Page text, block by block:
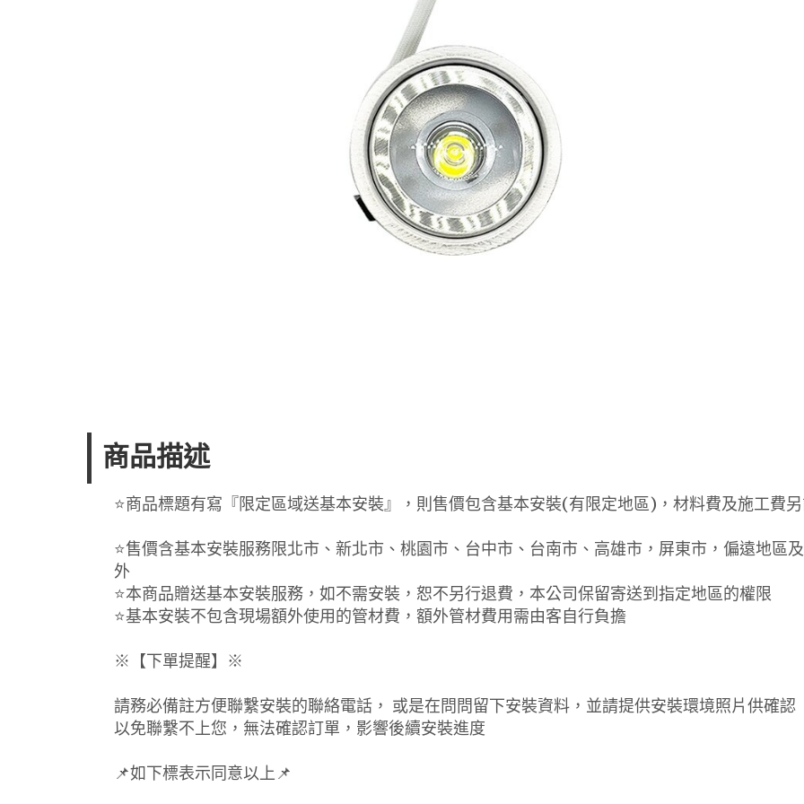
商品描述
⭐️商品標題有寫『限定區域送基本安裝』，則售價包含基本安裝(有限定地區)，材料費及施工費
⭐️售價含基本安裝服務限北市、新北市、桃園市、台中市、台南市、高雄市，屏東市，偏遠地區
外
⭐️本商品贈送基本安裝服務，如不需安裝，恕不另行退費，本公司保留寄送到指定地區的權限
⭐️基本安裝不包含現場額外使用的管材費，額外管材費用需由客自行負擔
※【下單提醒】※
請務必備註方便聯繫安裝的聯絡電話， 或是在問問留下安裝資料，並請提供安裝環境照片供確認
以免聯繫不上您，無法確認訂單，影響後續安裝進度
📌如下標表示同意以上📌